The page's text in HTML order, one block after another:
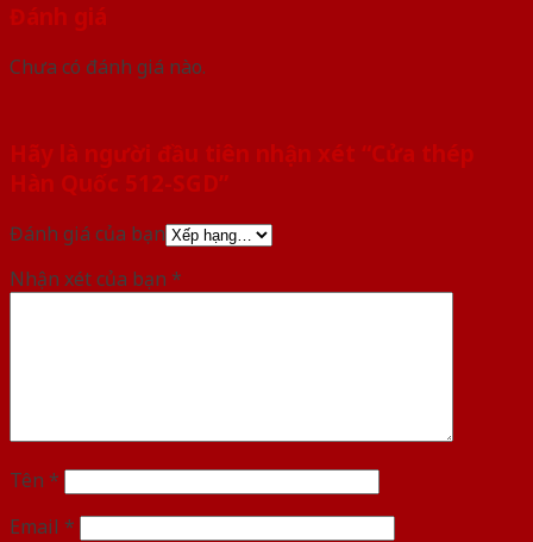
Đánh giá
Chưa có đánh giá nào.
Hãy là người đầu tiên nhận xét “Cửa thép
Hàn Quốc 512-SGD”
Đánh giá của bạn
Nhận xét của bạn *
Tên *
Email *